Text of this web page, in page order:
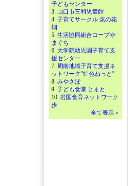
子どもセンター
3. 山口市三和児童館
4. 子育てサークル 菜の花
畑
5. 生活協同組合コープや
まぐち
6. 大学院幼児園子育て支
援センター
7. 周南地域子育て支援ネ
ットワーク”虹色ねっと”
8. みやさぽ
9. 子ども食堂 とまと
10. 岩国食育ネットワーク
歩
全て表示＞